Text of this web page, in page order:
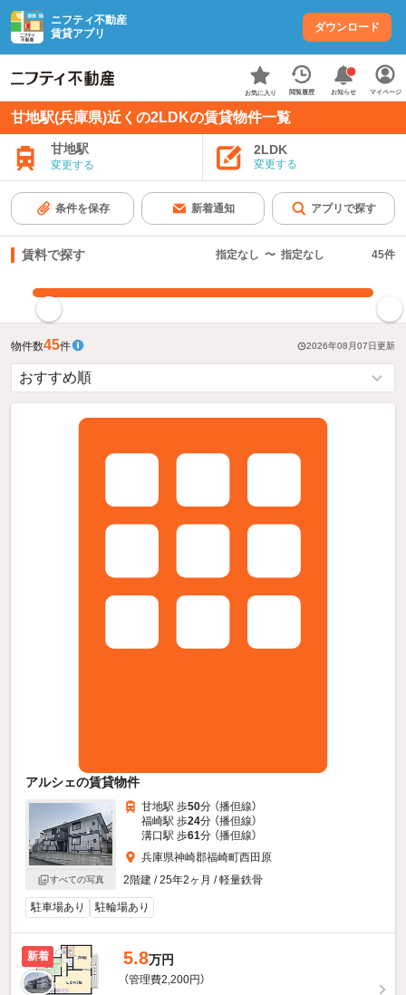
ニフティ不動産
賃貸アプリ
ダウンロード
お気に入り 閲覧履歴 お知らせ マイページ
甘地駅(兵庫県)近くの2LDKの賃貸物件一覧
甘地駅
変更する
2LDK
変更する
条件を保存 新着通知 アプリで探す
賃料で探す 指定なし 〜 指定なし 45件
物件数45件 2026年08月07日更新
アルシェの賃貸物件
すべての写真
甘地駅 歩50分 （播但線）
福崎駅 歩24分 （播但線）
溝口駅 歩61分 （播但線）
兵庫県神崎郡福崎町西田原
2階建 / 25年2ヶ月 / 軽量鉄骨
駐車場あり 駐輪場あり
新着 5.8万円
（管理費2,200円）